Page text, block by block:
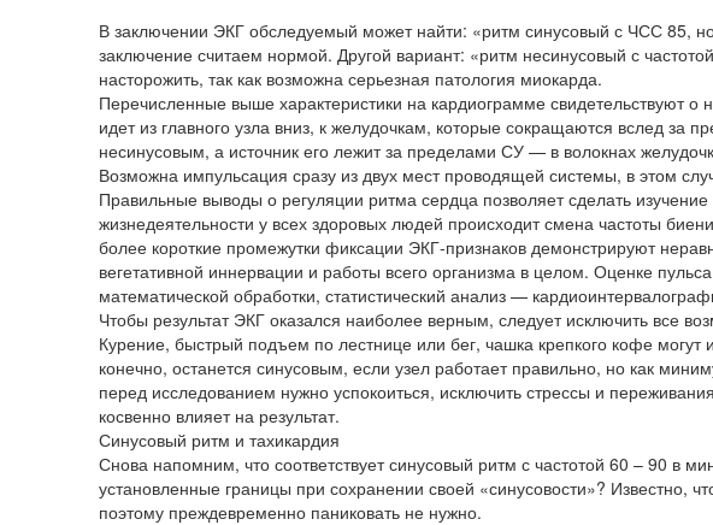
В заключении ЭКГ обследуемый может найти: «ритм синусовый с ЧСС 85,
заключение считаем нормой. Другой вариант: «ритм несинусовый с
насторожить, так как возможна серьезная патология миокарда.
Перечисленные выше характеристики на кардиограмме свидетельствуют о
идет из главного узла вниз, к желудочкам, которые сокращаются вслед за
несинусовым, а источник его лежит за пределами СУ — в волокнах
Возможна импульсация сразу из двух мест проводящей системы, в этом
Правильные выводы о регуляции ритма сердца позволяет сделать
жизнедеятельности у всех здоровых людей происходит смена частоты
более короткие промежутки фиксации ЭКГ-признаков демонстрируют
вегетативной иннервации и работы всего организма в целом. Оценке
математической обработки, статистический анализ —
Чтобы результат ЭКГ оказался наиболее верным, следует исключить все
Курение, быстрый подъем по лестнице или бег, чашка крепкого кофе
конечно, останется синусовым, если узел работает правильно, но как
перед исследованием нужно успокоиться, исключить стрессы и
косвенно влияет на результат.
Синусовый ритм и тахикардия
Снова напомним, что соответствует синусовый ритм с частотой 60 – 90 в
установленные границы при сохранении своей «синусовости»? Известно,
поэтому преждевременно паниковать не нужно.